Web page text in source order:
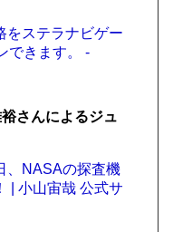
をステラナビゲー
できます。 -
さんによるジュ
、NASAの探査機
| 小山宙哉 公式サ